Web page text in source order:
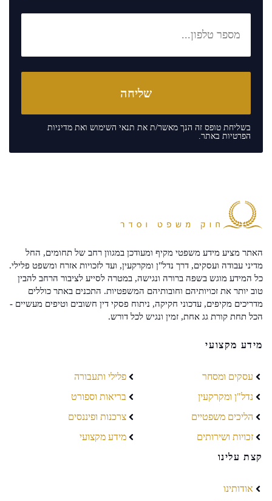
בשליחת טופס זה הנך מאשר/ת את תנאי השימוש ואת מדיניות
הפרטיות באתר.
האתר מציע מידע משפטי מקיף ומעודכן במגוון רחב של תחומים, החל
מדיני עבודה ועסקים, דרך נדל"ן ומקרקעין, ועד לזכויות אזרח ומשפט פלילי.
כל המידע מוגש בשפה ברורה ונגישה, במטרה לסייע לציבור הרחב להבין
טוב יותר את זכויותיהם וחובותיהם המשפטיות. התכנים באתר כוללים
מדריכים מקיפים, עדכוני חקיקה, ניתוח פסקי דין חשובים וטיפים מעשיים -
הכל תחת קורת גג אחת, זמין ונגיש לכל דורש.
מידע מקצועי
עסקים ומסחר
נדל"ן ומקרקעין
הליכים משפטיים
זכויות ושירותים
פלילי ותעבורה
בריאות וספורט
צרכנות ופיננסים
מידע מקצועי
קצת עלינו
אודותינו